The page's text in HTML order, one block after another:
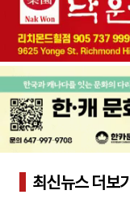
최신뉴스 더보기